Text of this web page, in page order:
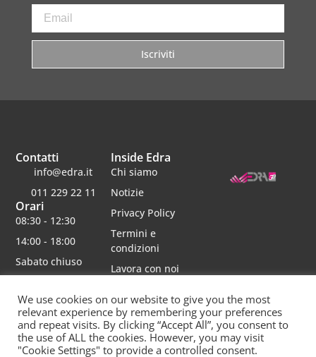
Iscriviti
Inside Edra
Chi siamo
Notizie
Privacy Policy
Termini e
condizioni
Lavora con noi
Contatti
info@edra.it
011 229 22 11
Orari
08:30 - 12:30
14:00 - 18:00
Sabato chiuso
Edra srl | Via schiaparelli 16 | 10148 torino | p.iva 06482750012 | Capitale Sociale 30000 interamente
versato | rea 790234 registro imprese re
Questo sito è protetto da Google reCAPTCHA v3,Privacy PolicyeTerms of Service
We use cookies on our website to give you the most
relevant experience by remembering your preferences
and repeat visits. By clicking “Accept All”, you consent to
the use of ALL the cookies. However, you may visit
"Cookie Settings" to provide a controlled consent.